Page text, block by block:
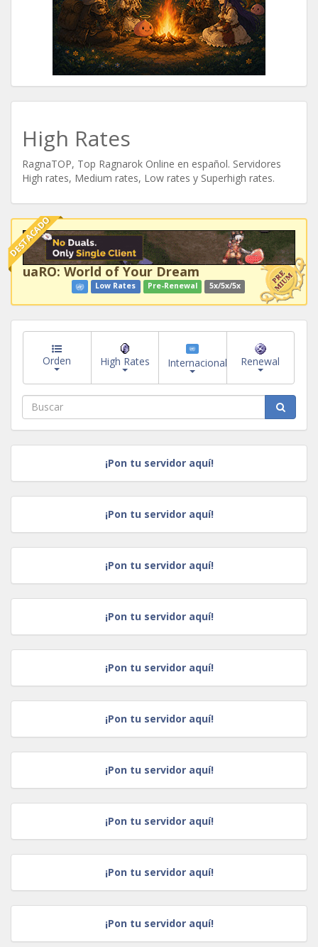
High Rates
RagnaTOP, Top Ragnarok Online en español. Servidores
High rates, Medium rates, Low rates y Superhigh rates.
DESTACADO
uaRO: World of Your Dream
Low Rates Pre-Renewal 5x/5x/5x
Orden High Rates Internacional Renewal
¡Pon tu servidor aquí!
¡Pon tu servidor aquí!
¡Pon tu servidor aquí!
¡Pon tu servidor aquí!
¡Pon tu servidor aquí!
¡Pon tu servidor aquí!
¡Pon tu servidor aquí!
¡Pon tu servidor aquí!
¡Pon tu servidor aquí!
¡Pon tu servidor aquí!